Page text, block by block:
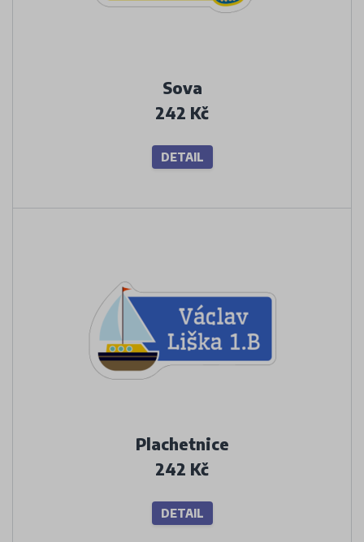
Sova
242 Kč
DETAIL
Plachetnice
242 Kč
DETAIL